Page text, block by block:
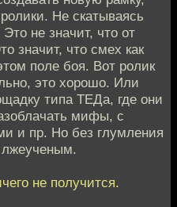
Не скатываясь
не значит, что от
значит, что смех как
поле боя. Вот ролик
это хорошо. Или
типа ТЕДа, где они
мифы, с
и пр. Но без глумления
лжеученым.
не получится.